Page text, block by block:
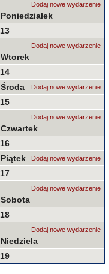
Dodaj nowe wydarzenie
Poniedziałek
13
Dodaj nowe wydarzenie
Wtorek
14
Dodaj nowe wydarzenie
Środa
15
Dodaj nowe wydarzenie
Czwartek
16
Dodaj nowe wydarzenie
Piątek
17
Dodaj nowe wydarzenie
Sobota
18
Dodaj nowe wydarzenie
Niedziela
19